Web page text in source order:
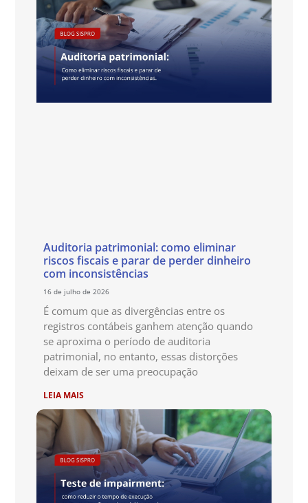
Auditoria patrimonial: como eliminar
riscos fiscais e parar de perder dinheiro
com inconsistências
16 de julho de 2026
É comum que as divergências entre os
registros contábeis ganhem atenção quando
se aproxima o período de auditoria
patrimonial, no entanto, essas distorções
deixam de ser uma preocupação
LEIA MAIS